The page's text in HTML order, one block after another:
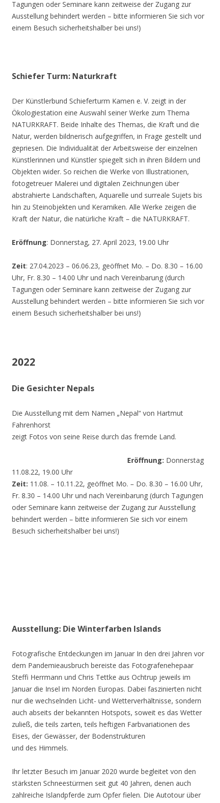
Tagungen oder Seminare kann zeitweise der Zugang zur
Ausstellung behindert werden – bitte informieren Sie sich vor
einem Besuch sicherheitshalber bei uns!)
Schiefer Turm: Naturkraft
Der Künstlerbund Schieferturm Kamen e. V. zeigt in der
Ökologiestation eine Auswahl seiner Werke zum Thema
NATURKRAFT. Beide Inhalte des Themas, die Kraft und die
Natur, werden bildnerisch aufgegriffen, in Frage gestellt und
gepriesen. Die Individualität der Arbeitsweise der einzelnen
Künstlerinnen und Künstler spiegelt sich in ihren Bildern und
Objekten wider. So reichen die Werke von Illustrationen,
fotogetreuer Malerei und digitalen Zeichnungen über
abstrahierte Landschaften, Aquarelle und surreale Sujets bis
hin zu Steinobjekten und Keramiken. Alle Werke zeigen die
Kraft der Natur, die natürliche Kraft – die NATURKRAFT.
Eröffnung: Donnerstag, 27. April 2023, 19.00 Uhr
Zeit: 27.04.2023 – 06.06.23, geöffnet Mo. – Do. 8.30 – 16.00
Uhr, Fr. 8.30 – 14.00 Uhr und nach Vereinbarung (durch
Tagungen oder Seminare kann zeitweise der Zugang zur
Ausstellung behindert werden – bitte informieren Sie sich vor
einem Besuch sicherheitshalber bei uns!)
2022
Die Gesichter Nepals
Die Ausstellung mit dem Namen „Nepal“ von Hartmut
Fahrenhorst
zeigt Fotos von seine Reise durch das fremde Land.
Eröffnung: Donnerstag
11.08.22, 19.00 Uhr
Zeit: 11.08. – 10.11.22, geöffnet Mo. – Do. 8.30 – 16.00 Uhr,
Fr. 8.30 – 14.00 Uhr und nach Vereinbarung (durch Tagungen
oder Seminare kann zeitweise der Zugang zur Ausstellung
behindert werden – bitte informieren Sie sich vor einem
Besuch sicherheitshalber bei uns!)
Ausstellung: Die Winterfarben Islands
Fotografische Entdeckungen im Januar In den drei Jahren vor
dem Pandemieausbruch bereiste das Fotografenehepaar
Steffi Herrmann und Chris Tettke aus Ochtrup jeweils im
Januar die Insel im Norden Europas. Dabei faszinierten nicht
nur die wechselnden Licht- und Wetterverhältnisse, sondern
auch abseits der bekannten Hotspots, soweit es das Wetter
zuließ, die teils zarten, teils heftigen Farbvariationen des
Eises, der Gewässer, der Bodenstrukturen
und des Himmels.
Ihr letzter Besuch im Januar 2020 wurde begleitet von den
stärksten Schneestürmen seit gut 40 Jahren, denen auch
zahlreiche Islandpferde zum Opfer fielen. Die Autotour über